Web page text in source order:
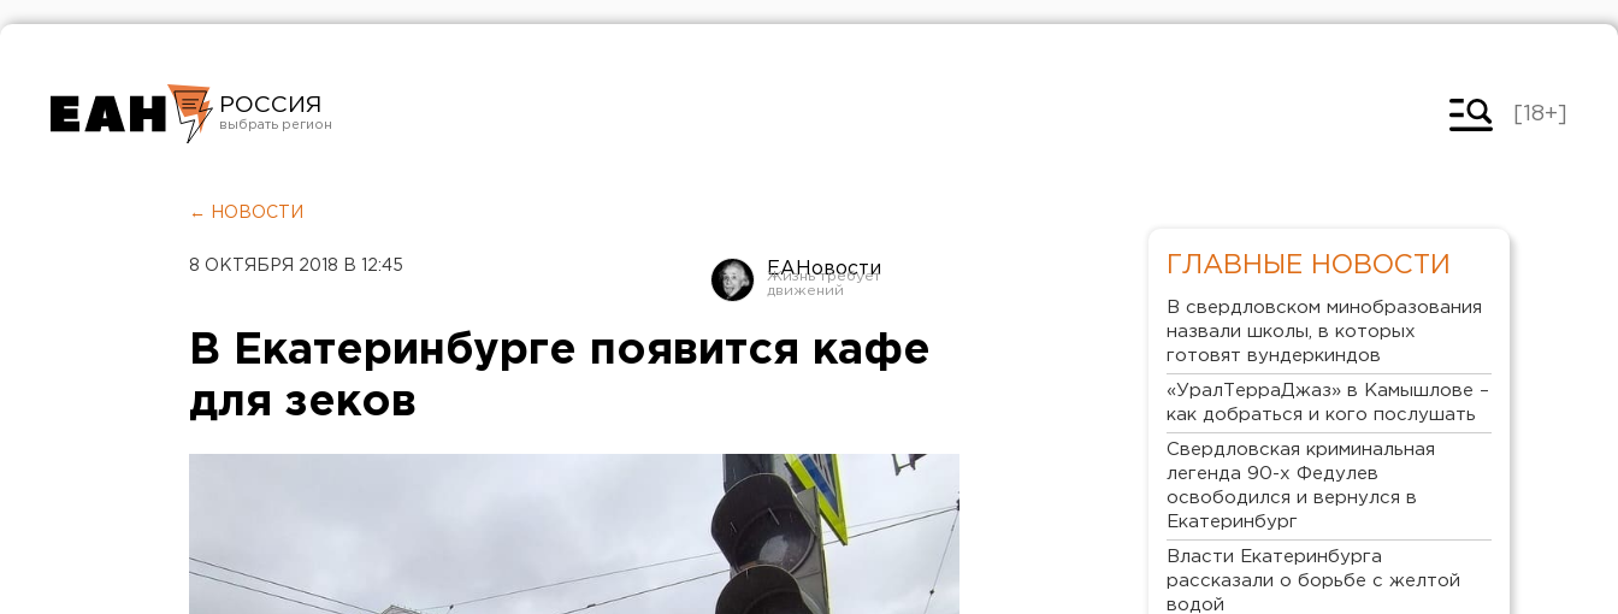
РОССИЯ
Челябинск
[18+]
← НОВОСТИ
8 ОКТЯБРЯ 2018 В 12:45 ЕАНовости
В Екатеринбурге появится кафе
для зеков
ГЛАВНЫЕ НОВОСТИ
В свердловском минобразования
назвали школы, в которых
готовят вундеркиндов
«УралТерраДжаз» в Камышлове –
как добраться и кого послушать
Свердловская криминальная
легенда 90-х Федулев
освободился и вернулся в
Екатеринбург
Власти Екатеринбурга
рассказали о борьбе с желтой
водой